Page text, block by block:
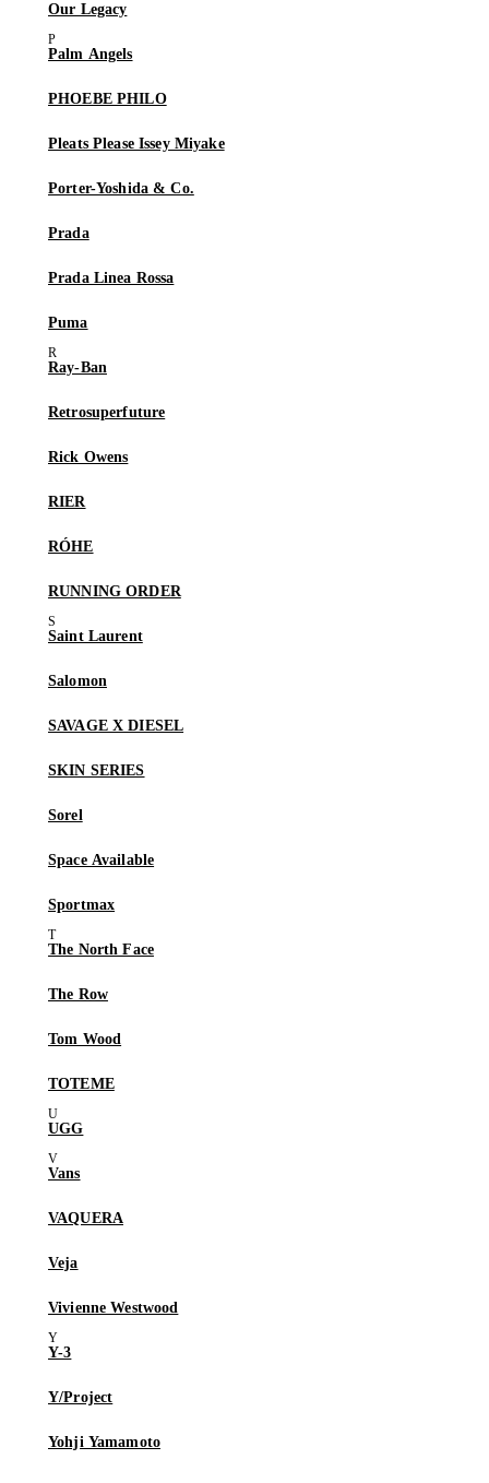
Our Legacy
Palm Angels
PHOEBE PHILO
Pleats Please Issey Miyake
Porter-Yoshida & Co.
Prada
Prada Linea Rossa
Puma
Ray-Ban
Retrosuperfuture
Rick Owens
RIER
RÓHE
RUNNING ORDER
Saint Laurent
Salomon
SAVAGE X DIESEL
SKIN SERIES
Sorel
Space Available
Sportmax
The North Face
The Row
Tom Wood
TOTEME
UGG
Vans
VAQUERA
Veja
Vivienne Westwood
Y-3
Y/Project
Yohji Yamamoto